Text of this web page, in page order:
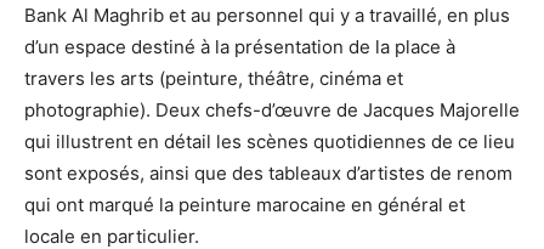
Bank Al Maghrib et au personnel qui y a travaillé, en plus
d’un espace destiné à la présentation de la place à
travers les arts (peinture, théâtre, cinéma et
photographie). Deux chefs-d’œuvre de Jacques Majorelle
qui illustrent en détail les scènes quotidiennes de ce lieu
sont exposés, ainsi que des tableaux d’artistes de renom
qui ont marqué la peinture marocaine en général et
locale en particulier.